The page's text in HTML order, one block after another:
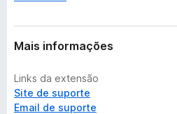
s
Mais informações
Links da extensão
Site de suporte
Email de suporte